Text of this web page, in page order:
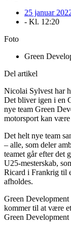
25 januar
- Kl. 12:20
Foto
Green
Del artikel
Nicolai Sylvest har
Det bliver igen i en
nye team Green
motorsport kan
Det helt nye team
– alle, som deler
teamet går efter det
U25-mesterskab,
Ricard i Frankrig til
afholdes.
Green
kommer til at være
Green Development